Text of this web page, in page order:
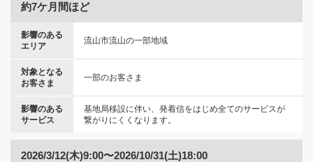
約7ケ月間ほど
影響のある
エリア
流山市流山の一部地域
対象となる
お客さま
一部のお客さま
影響のある
サービス
基地局移設に伴い、発着信をはじめ全てのサービスが
繋がりにくくなります。
2026/3/12(木)9:00〜2026/10/31(土)18:00